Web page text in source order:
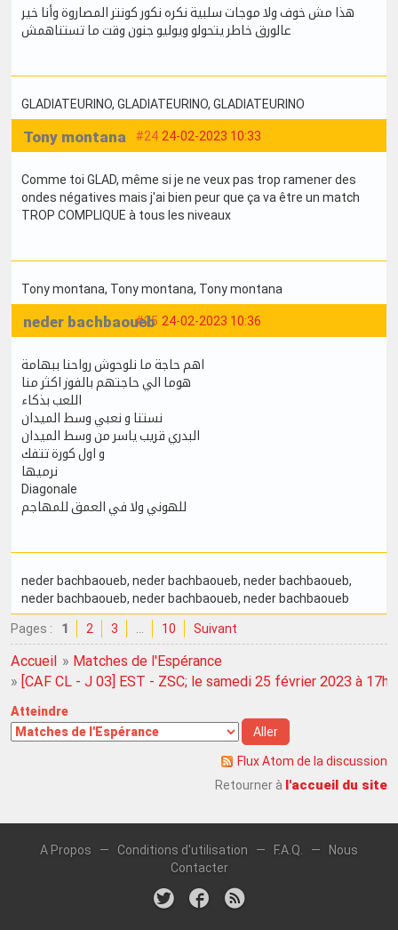
هذا مش خوف ولا موجات سلبية نكره نكور كونتر المصاروة وأنا خير
عالورق خاطر يتحولو ويوليو جنون وقت ما تستناهمش
GLADIATEURINO, GLADIATEURINO, GLADIATEURINO
#24 24-02-2023 10:33
Tony montana
Comme toi GLAD, même si je ne veux pas trop ramener des
ondes négatives mais j'ai bien peur que ça va être un match
TROP COMPLIQUE à tous les niveaux
Tony montana, Tony montana, Tony montana
#25 24-02-2023 10:36
neder bachbaoueb
اهم حاجة ما نلوحوش رواحنا ببهامة
هوما الي حاجتهم بالفوز اكثر منا
اللعب بذكاء
نستنا و نعبي وسط الميدان
البدري قريب ياسر من وسط الميدان
و اول كورة تتفك
نرميها
Diagonale
للهوني ولا في العمق للمهاجم
neder bachbaoueb, neder bachbaoueb, neder bachbaoueb,
neder bachbaoueb, neder bachbaoueb, neder bachbaoueb
Pages : 1 2 3 … 10 Suivant
Accueil » Matches de l'Espérance
» [CAF CL - J 03] EST - ZSC; le samedi 25 février 2023 à
Atteindre
Flux Atom de la discussion
Retourner à l'accueil du site
A Propos — Conditions d'utilisation — F.A.Q. —
Nous
Contacter